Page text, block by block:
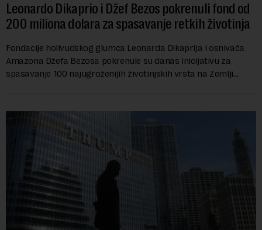
Leonardo Dikaprio i Džef Bezos pokrenuli fond od
200 miliona dolara za spasavanje retkih životinja
Fondacije holivudskog glumca Leonarda Dikaprija i osnivača
Amazona Džefa Bezosa pokrenule su danas inicijativu za
spasavanje 100 najugroženijih životinjskih vrsta na Zemlji